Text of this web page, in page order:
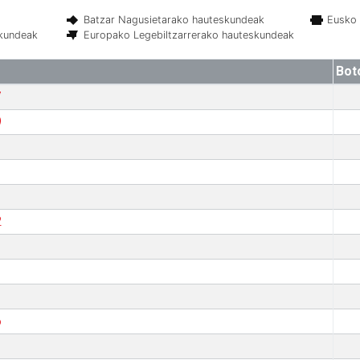
Batzar Nagusietarako hauteskundeak
Europako Legebiltzarrerako hauteskundeak